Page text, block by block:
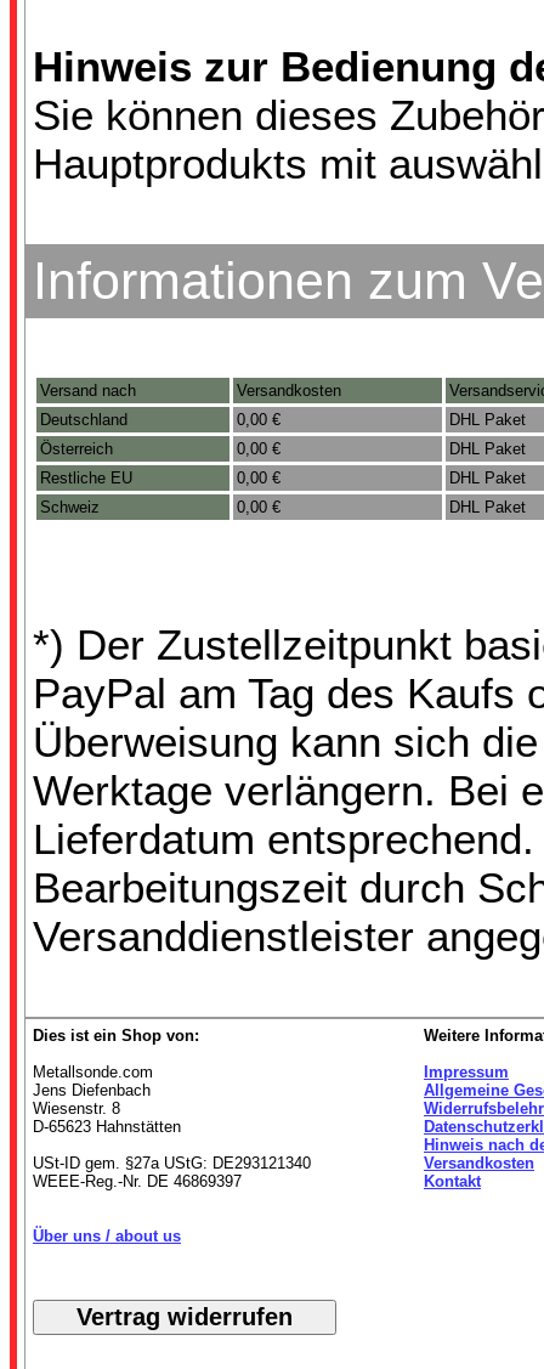
Hinweis zur Bedienung
Sie können dieses
Hauptprodukts mit
Informationen zum
Versand nach Versandkosten
Deutschland
0,00 €
DHL Paket
Österreich
0,00 €
DHL Paket
Restliche EU
0,00 €
DHL Paket
Schweiz
0,00 € DHL Paket
*) Der Zustellzeitpunkt
PayPal am Tag des Kaufs
Überweisung kann sich
Werktage verlängern. Bei
Lieferdatum
Bearbeitungszeit durch
Versanddienstleister
Dies ist ein Shop von:
Metallsonde.com
Jens Diefenbach
Wiesenstr. 8
D-65623 Hahnstätten
USt-ID gem. §27a UStG: DE293121340
WEEE-Reg.-Nr. DE 46869397
Über uns / about us
Weitere
Impressum
Allgemeine
Hinweis nach
Versandkosten
Kontakt